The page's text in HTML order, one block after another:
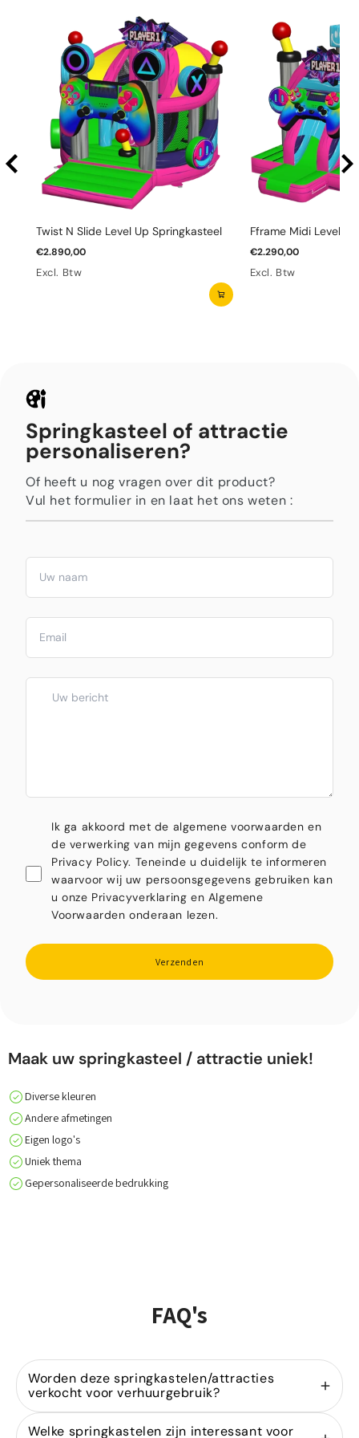
Twist N Slide Level Up Springkasteel
€2.890,00
Excl. Btw
Fframe Midi Level
€2.290,00
Excl. Btw
Springkasteel of attractie
personaliseren?
Of heeft u nog vragen over dit product?
Vul het formulier in en laat het ons weten :
Ik ga akkoord met de algemene voorwaarden en
de verwerking van mijn gegevens conform de
Privacy Policy. Teneinde u duidelijk te informeren
waarvoor wij uw persoonsgegevens gebruiken kan
u onze Privacyverklaring en Algemene
Voorwaarden onderaan lezen.
Verzenden
Maak uw springkasteel / attractie uniek!
Diverse kleuren
Andere afmetingen
Eigen logo's
Uniek thema
Gepersonaliseerde bedrukking
FAQ's
Worden deze springkastelen/attracties
verkocht voor verhuurgebruik?
Ja, wij zijn gespecialiseerd in de
Welke springkastelen zijn interessant voor